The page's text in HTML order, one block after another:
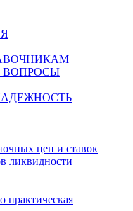
ВОПРОСЫ
цен и ставок
ликвидности
практическая